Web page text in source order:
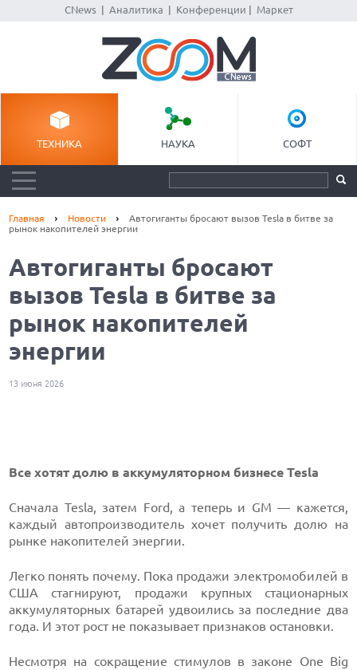
CNews| Аналитика Конференции Маркет
ТЕХНИКА НАУКА СОФТ
Главная Новости
Автогиганты бросают вызов Tesla в битве за
рынок накопителей энергии
Автогиганты бросают
вызов Tesla в битве за
рынок накопителей
энергии
13 июня 2026
Все хотят долю в аккумуляторном бизнесе Tesla
Сначала Tesla, затем Ford, а теперь и GM — кажется,
каждый автопроизводитель хочет получить долю на
рынке накопителей энергии.
Легко понять почему. Пока продажи электромобилей в
США стагнируют, продажи крупных стационарных
аккумуляторных батарей удвоились за последние два
года. И этот рост не показывает признаков остановки.
Несмотря на сокращение стимулов в законе One Big